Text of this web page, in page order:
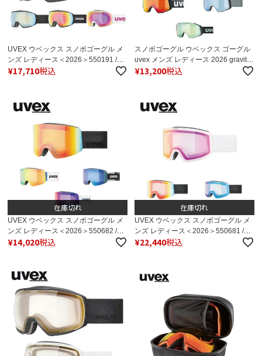
UVEX ウベックス スノボゴーグル メ
ンズ レディース＜2026＞550191 /
uvex victorious CV【眼鏡対応】【ミ
¥17,710税込
スノボゴーグル ウベックス ゴーグル
uvex メンズ レディース 2026 gravity
FM / グラヴィティ エフエム【眼鏡・
¥13,200税込
在庫切れ
UVEX ウベックス スノボゴーグル メ
ンズ レディース＜2026＞550682 /
uvex provoqe FM【眼鏡・メガネ対応
¥14,020税込
在庫切れ
UVEX ウベックス スノボゴーグル メ
ンズ レディース＜2026＞550681 /
uvex provoqe V【眼鏡対応】【調
¥22,440税込